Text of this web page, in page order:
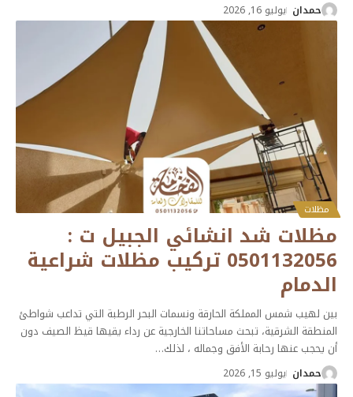
حمدان يوليو 16, 2026
مظلات
مظلات شد انشائي الجبيل ت :
0501132056 تركيب مظلات شراعية
الدمام
بين لهيب شمس المملكة الحارقة ونسمات البحر الرطبة التي تداعب شواطئ
المنطقة الشرقية، تبحث مساحاتنا الخارجية عن رداء يقيها قيظ الصيف دون
أن يحجب عنها رحابة الأفق وجماله ، لذلك…
حمدان يوليو 15, 2026